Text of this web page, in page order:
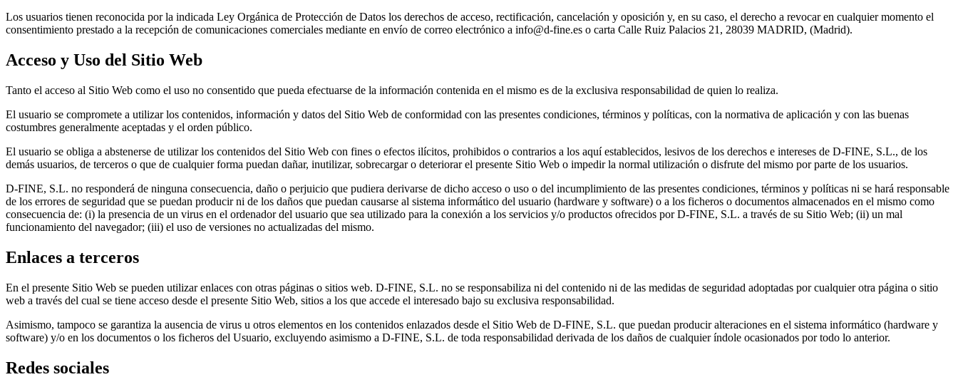
Los usuarios tienen reconocida por la indicada Ley Orgánica de Protección de Datos los derechos de acceso, rectificación, cancelación y oposición y, en su caso, el derecho a revocar en cualquier momento el
consentimiento prestado a la recepción de comunicaciones comerciales mediante en envío de correo electrónico a info@d-fine.es o carta Calle Ruiz Palacios 21, 28039 MADRID, (Madrid).
Acceso y Uso del Sitio Web
Tanto el acceso al Sitio Web como el uso no consentido que pueda efectuarse de la información contenida en el mismo es de la exclusiva responsabilidad de quien lo realiza.
El usuario se compromete a utilizar los contenidos, información y datos del Sitio Web de conformidad con las presentes condiciones, términos y políticas, con la normativa de aplicación y con las buenas
costumbres generalmente aceptadas y el orden público.
El usuario se obliga a abstenerse de utilizar los contenidos del Sitio Web con fines o efectos ilícitos, prohibidos o contrarios a los aquí establecidos, lesivos de los derechos e intereses de D-FINE, S.L., de los
demás usuarios, de terceros o que de cualquier forma puedan dañar, inutilizar, sobrecargar o deteriorar el presente Sitio Web o impedir la normal utilización o disfrute del mismo por parte de los usuarios.
D-FINE, S.L. no responderá de ninguna consecuencia, daño o perjuicio que pudiera derivarse de dicho acceso o uso o del incumplimiento de las presentes condiciones, términos y políticas ni se hará responsable
de los errores de seguridad que se puedan producir ni de los daños que puedan causarse al sistema informático del usuario (hardware y software) o a los ficheros o documentos almacenados en el mismo como
consecuencia de: (i) la presencia de un virus en el ordenador del usuario que sea utilizado para la conexión a los servicios y/o productos ofrecidos por D-FINE, S.L. a través de su Sitio Web; (ii) un mal
funcionamiento del navegador; (iii) el uso de versiones no actualizadas del mismo.
Enlaces a terceros
En el presente Sitio Web se pueden utilizar enlaces con otras páginas o sitios web. D-FINE, S.L. no se responsabiliza ni del contenido ni de las medidas de seguridad adoptadas por cualquier otra página o sitio
web a través del cual se tiene acceso desde el presente Sitio Web, sitios a los que accede el interesado bajo su exclusiva responsabilidad.
Asimismo, tampoco se garantiza la ausencia de virus u otros elementos en los contenidos enlazados desde el Sitio Web de D-FINE, S.L. que puedan producir alteraciones en el sistema informático (hardware y
software) y/o en los documentos o los ficheros del Usuario, excluyendo asimismo a D-FINE, S.L. de toda responsabilidad derivada de los daños de cualquier índole ocasionados por todo lo anterior.
Redes sociales